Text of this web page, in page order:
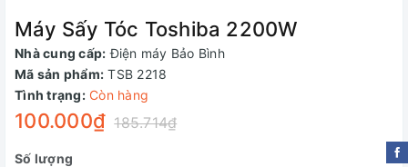
Máy Sấy Tóc Toshiba 2200W
Nhà cung cấp: Điện máy Bảo Bình
Mã sản phẩm: TSB 2218
Tình trạng: Còn hàng
100.000₫ 185.714₫
Số lượng